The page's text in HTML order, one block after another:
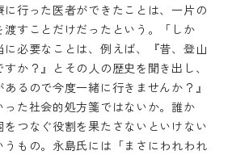
に行った医者ができたことは、一片の
渡すことだけだったという。「しか
に必要なことは、例えば、『昔、登山
か？』とその人の歴史を聞き出し、
あるので今度一緒に行きませんか？』
った社会的処方箋ではないか。誰か
つなぐ役割を果たさないといけない
うもの。永島氏には「まさにわれわれ